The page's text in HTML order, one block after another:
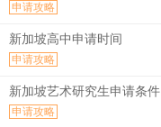
申请攻略
新加坡高中申请时间
申请攻略
新加坡艺术研究生申请条件
申请攻略